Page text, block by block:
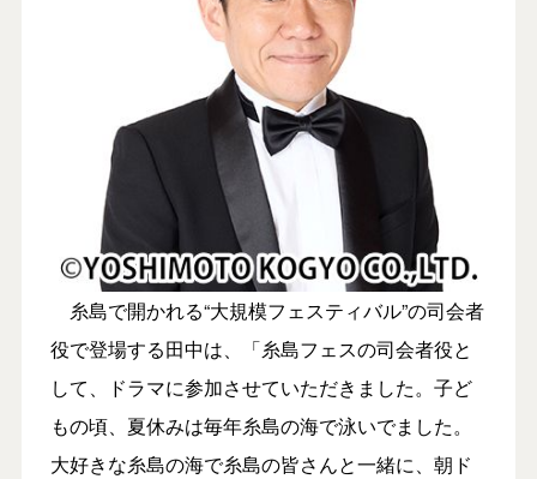
糸島で開かれる“大規模フェスティバル”の司会者
役で登場する田中は、「糸島フェスの司会者役と
して、ドラマに参加させていただきました。子ど
もの頃、夏休みは毎年糸島の海で泳いでました。
大好きな糸島の海で糸島の皆さんと一緒に、朝ド